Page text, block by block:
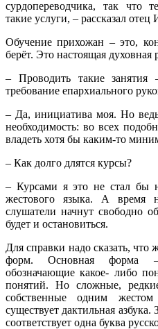
сурдопереводчика, так что
такие услуги, – рассказал отец
Обучение прихожан – это,
берёт. Это настоящая
– Проводить такие
требование епархиального
– Да, инициатива моя. Но
необходимость: во всех
владеть хотя бы каким-то
– Как долго длятся курсы?
– Курсами я это не стал бы
жестового языка. А время
слушатели начнут свободно
будет и остановиться.
Для справки надо сказать, что
форм. Основная форма
обозначающие какое- либо
понятий. Но сложные,
собственные одним
существует дактильная
соответствует одна буква